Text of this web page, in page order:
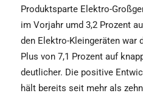
Produktsparte Elektro-
im Vorjahr umd 3,2 Prozent
den Elektro-Kleingeräten war
Plus von 7,1 Prozent auf
deutlicher. Die positive
hält bereits seit mehr als